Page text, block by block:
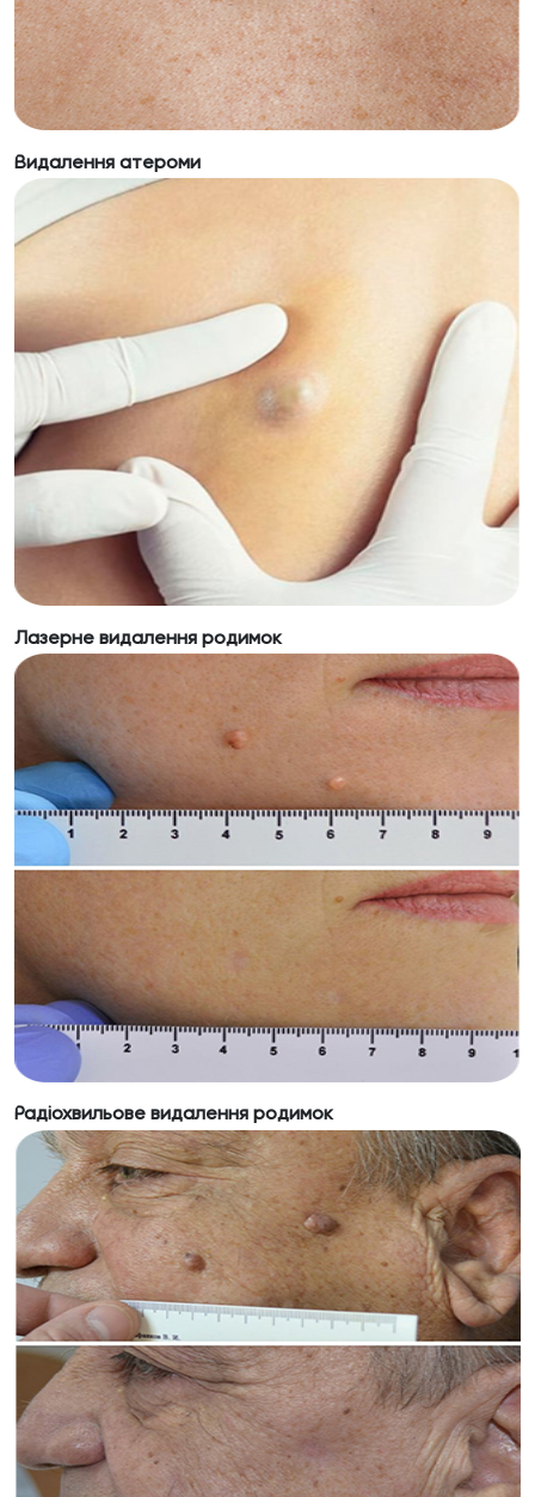
Видалення атероми
Лазерне видалення родимок
Радіохвильове видалення родимок